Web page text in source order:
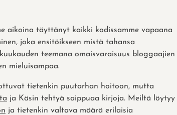
aikoina täyttänyt kaikki kodissamme vapaana
joka ensitöikseen mistä tahansa
teemana omaisvaraisuus bloggaajien
mieluisampaa.
tietenkin puutarhan hoitoon, mutta
ja Käsin tehtyä saippuaa kirjoja. Meiltä löytyy
ja tietenkin valtava määrä erilaisia